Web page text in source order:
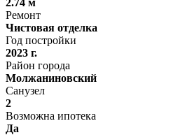
Ремонт
Чистовая отделка
Год постройки
2023 г.
Район города
Молжаниновский
Санузел
2
Возможна ипотека
Да